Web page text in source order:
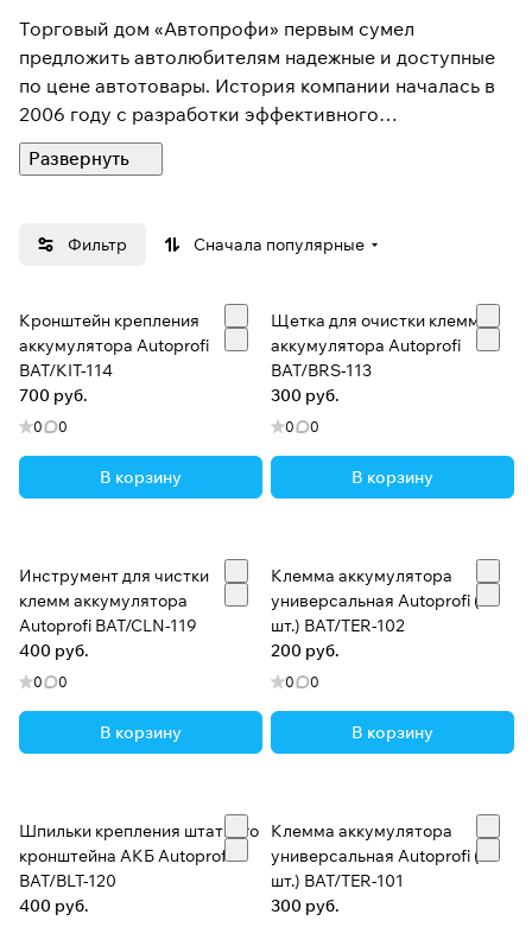
Торговый дом «Автопрофи» первым сумел
предложить автолюбителям надежные и доступные
по цене автотовары. История компании началась в
2006 году с разработки эффективного
производства и анализа спроса на автоаксессуары
у российских водителей.
Китае, Тайване и России. В России представлено
Outback компания экспортирует продукцию в
Европу.
Помимо собственных брендов ТД «АВТОПРОФИ»
является эксклюзивным дистрибьютором брендов
Sparco Corsa, Westlake Tyres, Willson, Momo, Chupa
расположены в Москве, Санкт-Петербурге, Казани,
Красноярске, Новосибирске и Владивостоке.
Фильтр Сначала популярные
Кронштейн крепления
аккумулятора Autoprofi
BAT/KIT-114
700 руб.
0 0
В корзину
Щетка для очистки клемм
аккумулятора Autoprofi
BAT/BRS-113
300 руб.
0 0
В корзину
Инструмент для чистки
клемм аккумулятора
Autoprofi BAT/CLN-119
400 руб.
0 0
В корзину
Клемма аккумулятора
универсальная Autoprofi (1
шт.) BAT/TER-102
200 руб.
0 0
В корзину
Шпильки крепления штатного
кронштейна АКБ Autoprofi
BAT/BLT-120
400 руб.
Клемма аккумулятора
универсальная Autoprofi (1
шт.) BAT/TER-101
300 руб.